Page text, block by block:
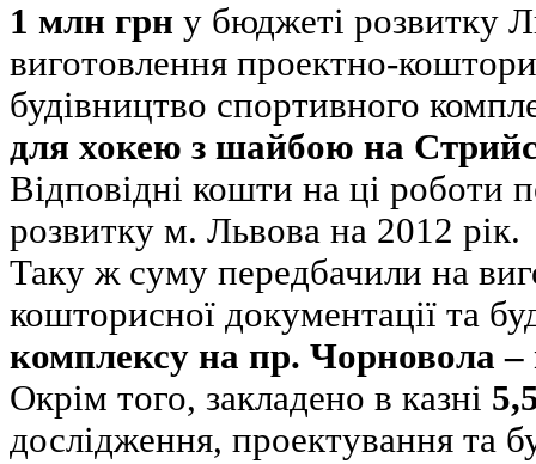
1 млн грн у бюджеті розвитку
виготовлення проектно-
будівництво спортивного
для хокею з шайбою на
Відповідні кошти на ці роботи
розвитку м. Львова на 2012 рік.
Таку ж суму передбачили на
кошторисної документації та
комплексу на пр. Чорновола –
Окрім того, закладено в казні
дослідження, проектування та